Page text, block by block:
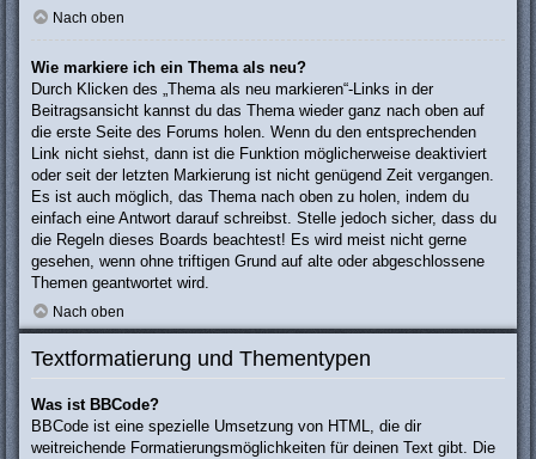
Nach oben
Wie markiere ich ein Thema als neu?
Durch Klicken des „Thema als neu markieren“-Links in der
Beitragsansicht kannst du das Thema wieder ganz nach oben auf
die erste Seite des Forums holen. Wenn du den entsprechenden
Link nicht siehst, dann ist die Funktion möglicherweise deaktiviert
oder seit der letzten Markierung ist nicht genügend Zeit vergangen.
Es ist auch möglich, das Thema nach oben zu holen, indem du
einfach eine Antwort darauf schreibst. Stelle jedoch sicher, dass du
die Regeln dieses Boards beachtest! Es wird meist nicht gerne
gesehen, wenn ohne triftigen Grund auf alte oder abgeschlossene
Themen geantwortet wird.
Nach oben
Textformatierung und Thementypen
Was ist BBCode?
BBCode ist eine spezielle Umsetzung von HTML, die dir
weitreichende Formatierungsmöglichkeiten für deinen Text gibt. Die